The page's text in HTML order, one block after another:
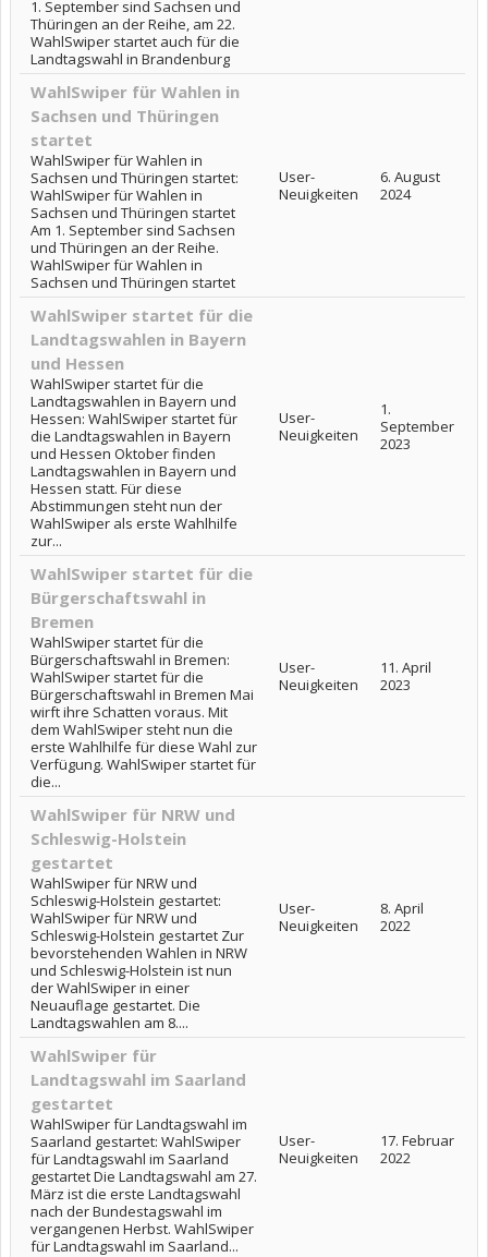
1. September sind Sachsen und
Thüringen an der Reihe, am 22.
WahlSwiper startet auch für die
Landtagswahl in Brandenburg
WahlSwiper für Wahlen in
Sachsen und Thüringen
startet
WahlSwiper für Wahlen in
Sachsen und Thüringen startet:
WahlSwiper für Wahlen in
Sachsen und Thüringen startet
Am 1. September sind Sachsen
und Thüringen an der Reihe.
WahlSwiper für Wahlen in
Sachsen und Thüringen startet
User-
Neuigkeiten
6. August
2024
WahlSwiper startet für die
Landtagswahlen in Bayern
und Hessen
WahlSwiper startet für die
Landtagswahlen in Bayern und
Hessen: WahlSwiper startet für
die Landtagswahlen in Bayern
und Hessen Oktober finden
Landtagswahlen in Bayern und
Hessen statt. Für diese
Abstimmungen steht nun der
WahlSwiper als erste Wahlhilfe
zur...
User-
Neuigkeiten
1.
September
2023
WahlSwiper startet für die
Bürgerschaftswahl in
Bremen
WahlSwiper startet für die
Bürgerschaftswahl in Bremen:
WahlSwiper startet für die
Bürgerschaftswahl in Bremen Mai
wirft ihre Schatten voraus. Mit
dem WahlSwiper steht nun die
erste Wahlhilfe für diese Wahl zur
Verfügung. WahlSwiper startet für
die...
User-
Neuigkeiten
11. April
2023
WahlSwiper für NRW und
Schleswig-Holstein
gestartet
WahlSwiper für NRW und
Schleswig-Holstein gestartet:
WahlSwiper für NRW und
Schleswig-Holstein gestartet Zur
bevorstehenden Wahlen in NRW
und Schleswig-Holstein ist nun
der WahlSwiper in einer
Neuauflage gestartet. Die
Landtagswahlen am 8....
User-
Neuigkeiten
8. April
2022
WahlSwiper für
Landtagswahl im Saarland
gestartet
WahlSwiper für Landtagswahl im
Saarland gestartet: WahlSwiper
für Landtagswahl im Saarland
gestartet Die Landtagswahl am 27.
März ist die erste Landtagswahl
nach der Bundestagswahl im
vergangenen Herbst. WahlSwiper
für Landtagswahl im Saarland...
User-
Neuigkeiten
17. Februar
2022